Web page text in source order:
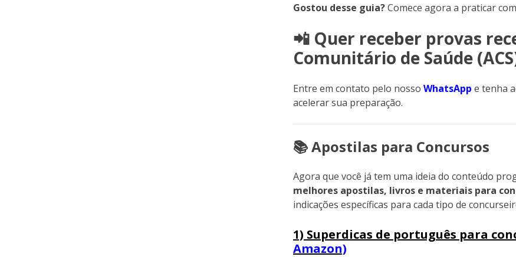
Gostou desse guia?Comece agora a praticar
📲 Quer receber provas
Comunitário de Saúde
Entre em contato pelo nosso WhatsApp e tenha
acelerar sua preparação.
📚 Apostilas para Concursos
Agora que você já tem uma ideia do conteúdo
melhores apostilas, livros e materiais para
indicações específicas para cada tipo de
1) Superdicas de português para
Amazon)